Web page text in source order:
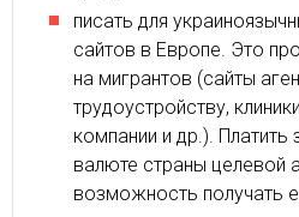
писать для
сайтов в Европе. Это
на мигрантов (сайты
трудоустройству,
компании и др.). Платить
валюте страны целевой
возможность получать